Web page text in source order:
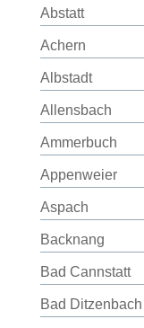
Abstatt
Achern
Albstadt
Allensbach
Ammerbuch
Appenweier
Aspach
Backnang
Bad Cannstatt
Bad Ditzenbach